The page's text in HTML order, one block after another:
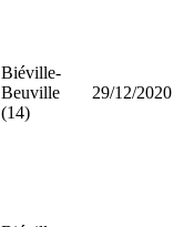
Biéville-
Beuville
(14)
29/12/2020